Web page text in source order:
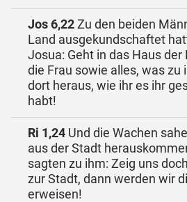
Jos 6,22Zu den beiden
Land ausgekundschaftet
Josua: Geht in das Haus
die Frau sowie alles, was zu
dort heraus, wie ihr es ihr
habt!
Ri 1,24 Und die Wachen
aus der Stadt
sagten zu ihm: Zeig uns
zur Stadt, dann werden wir
erweisen!